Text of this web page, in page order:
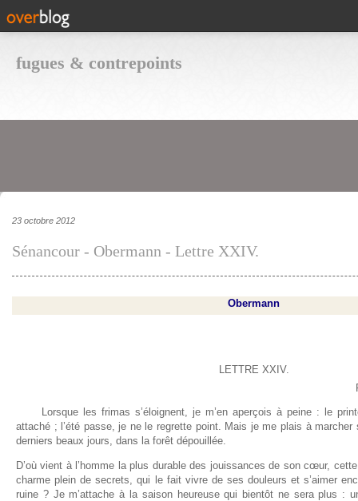
fugues & contrepoints
23 octobre 2012
Sénancour - Obermann - Lettre XXIV.
Obermann
LETTRE XXIV.
Lorsque les frimas s’éloignent, je m’en aperçois à peine : le
attaché ; l’été passe, je ne le regrette point. Mais je me plais à
derniers beaux jours, dans la forêt dépouillée.
D’où vient à l’homme la plus durable des jouissances de son cœur,
charme plein de secrets, qui le fait vivre de ses douleurs et s’aimer
ruine ? Je m’attache à la saison heureuse qui bientôt ne sera plus :